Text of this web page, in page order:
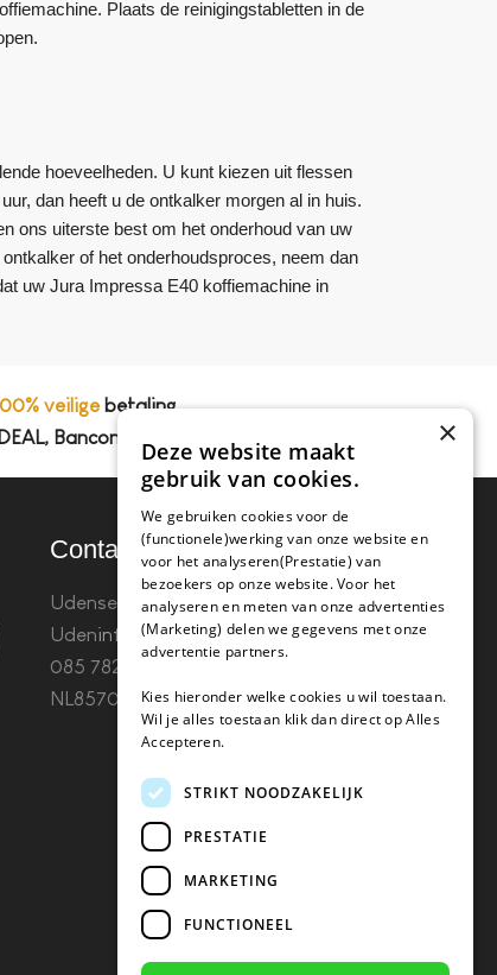
Plaats de reinigingstabletten in de
hoeveelheden. U kunt kiezen uit flessen
dan heeft u de ontkalker morgen al in huis.
ons uiterste best om het onderhoud van uw
of het onderhoudsproces, neem dan
uw Jura Impressa E40 koffiemachine in
veiligebetaling,
Bancontact en op rekening
Contact
Udenseweg 8B 5405 PA
Udeninfo(@)koffie-tabletten.nlTel.
085 782 5578KvK 67529623 Btw:
NL857053759B01
×
Deze website maakt
gebruik van cookies.
We gebruiken cookies voor de
(functionele)werking van onze website en
voor het analyseren(Prestatie) van
bezoekers op onze website. Voor het
analyseren en meten van onze advertenties
(Marketing) delen we gegevens met onze
advertentie partners.
Kies hieronder welke cookies u wil toestaan.
Wil je alles toestaan klik dan direct op Alles
Accepteren.
STRIKT NOODZAKELIJK
PRESTATIE
MARKETING
FUNCTIONEEL